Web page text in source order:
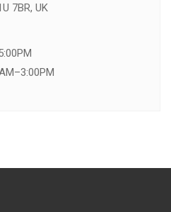
7BR, UK